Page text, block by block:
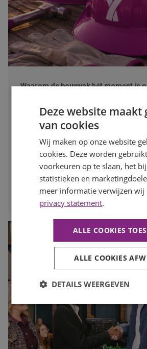
Waarom de bouwvak hét moment is
Publicatiedatum
27 juli 2026
AuteurMayra Wokke
Veel mensen denken dat solliciteren
weinig zin heeft. Toch is juist deze
moment om op zoek te gaan naar een
deze blog lees je waarom.
LEES MEER
Deze website maakt
van cookies
Wij maken op onze website
cookies. Deze worden
voorkeuren op te slaan, het
statistieken en
meer informatie verwijzen wij
privacy statement.
ALLE COOKIES
ALLE COOKIES
DETAILS WEERGEVEN